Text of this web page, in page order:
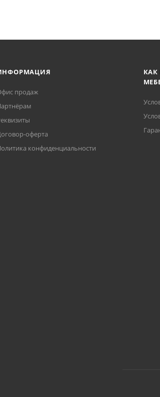
продаж
оферта
конфиденциальности
КАК